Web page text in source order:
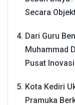
Secara
Dari Guru
Muhammad
Pusat
Kota Kediri
Pramuka